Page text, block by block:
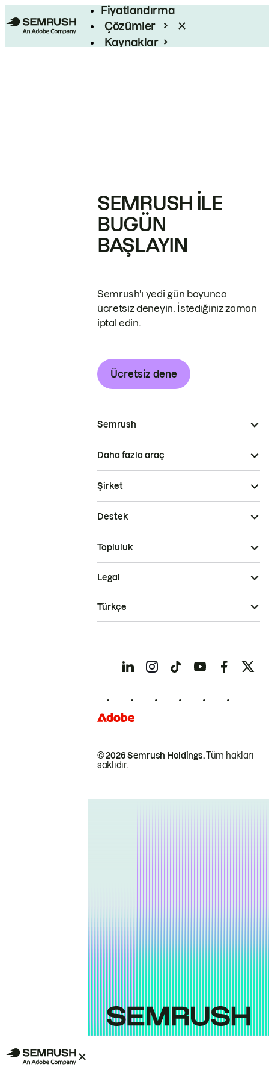
Fiyatlandırma
Çözümler
Kaynaklar
SEMRUSH ILE
BUGÜN
BAŞLAYIN
Semrush'ı yedi gün boyunca
ücretsiz deneyin. İstediğiniz zaman
iptal edin.
Ücretsiz dene
Semrush
Daha fazla araç
Şirket
Destek
Topluluk
© 2026 Semrush Holdings.Tüm hakları
saklıdır.
Legal
Türkçe